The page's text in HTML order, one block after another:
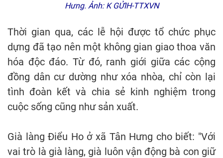
Hưng. Ảnh: K GỬIH-TTXVN
Thời gian qua, các lễ hội được tổ chức phục
dựng đã tạo nên một không gian giao thoa văn
hóa độc đáo. Từ đó, ranh giới giữa các cộng
đồng dân cư dường như xóa nhòa, chỉ còn lại
tình đoàn kết và chia sẻ kinh nghiệm trong
cuộc sống cũng như sản xuất.
Già làng Điểu Ho ở xã Tân Hưng cho biết: "Với
vai trò là già làng, già luôn vận động bà con giữ